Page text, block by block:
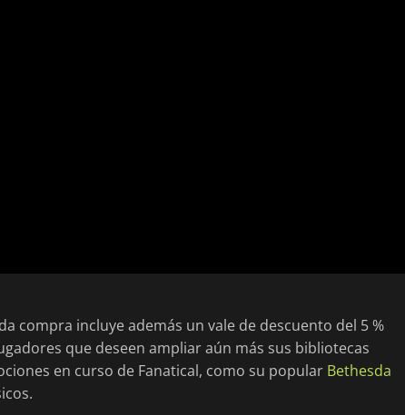
compra incluye además un vale de descuento del 5 %
que deseen ampliar aún más sus bibliotecas
en curso de Fanatical, como su popular Bethesda